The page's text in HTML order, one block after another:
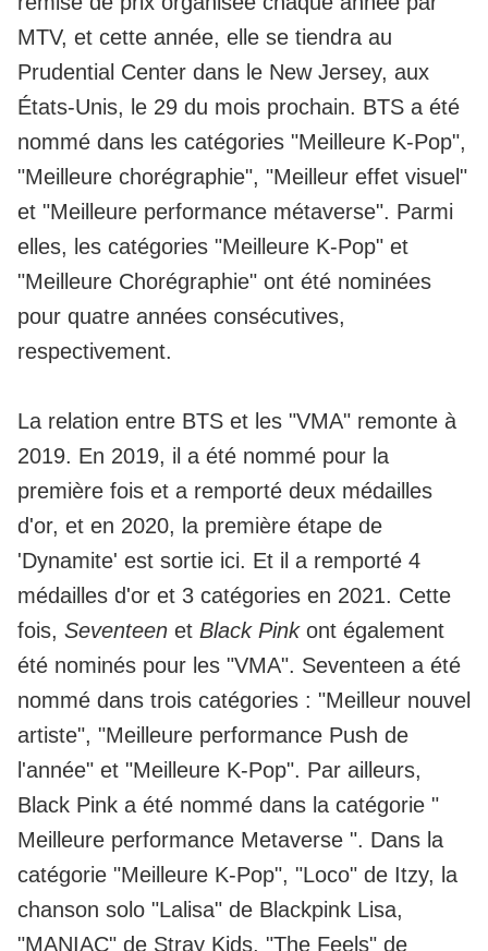
MTV, et cette année, elle se tiendra au
Prudential Center dans le New Jersey, aux
États-Unis, le 29 du mois prochain. BTS a été
nommé dans les catégories "Meilleure K-Pop",
"Meilleure chorégraphie", "Meilleur effet visuel"
et "Meilleure performance métaverse". Parmi
elles, les catégories "Meilleure K-Pop" et
"Meilleure Chorégraphie" ont été nominées
pour quatre années consécutives,
respectivement.
La relation entre BTS et les "VMA" remonte à
2019. En 2019, il a été nommé pour la
première fois et a remporté deux médailles
d'or, et en 2020, la première étape de
'Dynamite' est sortie ici. Et il a remporté 4
médailles d'or et 3 catégories en 2021. Cette
fois, Seventeen et Black Pinkont également
été nominés pour les "VMA". Seventeen a été
nommé dans trois catégories : "Meilleur nouvel
artiste", "Meilleure performance Push de
l'année" et "Meilleure K-Pop". Par ailleurs,
Black Pink a été nommé dans la catégorie "
Meilleure performance Metaverse ". Dans la
catégorie "Meilleure K-Pop", "Loco" de Itzy, la
chanson solo "Lalisa" de Blackpink Lisa,
"MANIAC" de Stray Kids, "The Feels" de